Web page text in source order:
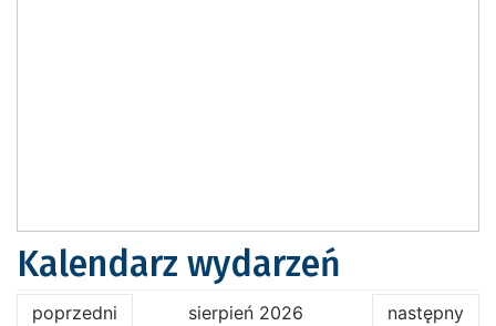
Kalendarz wydarzeń
poprzedni sierpień 2026 następny